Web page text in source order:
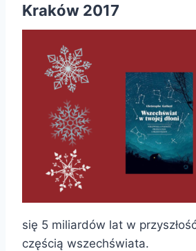
Kraków 2017
się 5 miliardów lat w
częścią wszechświata.